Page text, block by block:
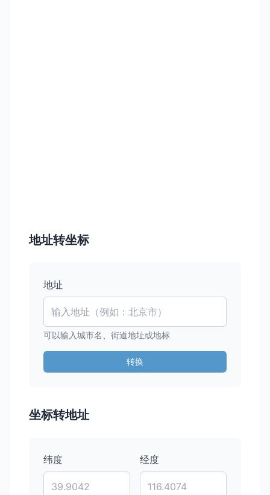
地址转坐标
地址
可以输入城市名、街道地址或地标
转换
坐标转地址
纬度 经度